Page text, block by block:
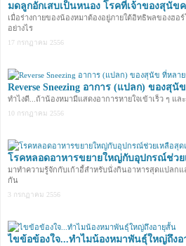
มดลูกอักเสบเป็นหนอง โรคที่เจ้าของสุนัข
เมื่อร่างกายของน้องหมาต้องอยู่ภายใต้อิทธิพลของฮอ
อย่างไร
17 กรกฏาคม 2556
Reverse Sneezing อาการ (แปลก) ของสุ
ทำไงดี...ถ้าน้องหมามีแสดงอาการหายใจเข้าเร็ว ๆ แล
10 กรกฏาคม 2556
โรคหลอดอาหารขยายใหญ่กับอุปกรณ์ช่ว
มาทำความรู้จักกับเก้าอี้สำหรับนั่งกินอาหารสุดแปลก
กัน
3 กรกฏาคม 2556
ไขข้อข้องใจ...ทำไมน้องหมาพันธุ์ใหญ่ถึงอ